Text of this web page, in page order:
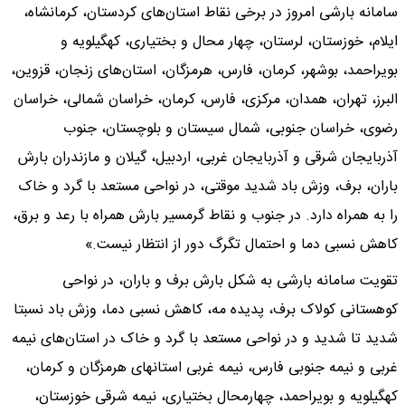
سامانه بارشی امروز در برخی نقاط استان‌های کردستان، کرمانشاه،
ایلام، خوزستان، لرستان، چهار محال و بختیاری، کهگیلویه و
بویراحمد، بوشهر، کرمان، فارس، هرمزگان، استان‌های زنجان، قزوین،
البرز، تهران، همدان، مرکزی، فارس، کرمان، خراسان شمالی، خراسان
رضوی، خراسان جنوبی، شمال سیستان و بلوچستان، جنوب
آذربایجان شرقی و آذربایجان غربی، اردبیل، گیلان و مازندران بارش
باران، برف، وزش باد شدید موقتی، در نواحی مستعد با گرد و خاک
را به همراه دارد. در جنوب و نقاط گرمسیر بارش همراه با رعد و برق،
کاهش نسبی دما و احتمال تگرگ دور از انتظار نیست.»
تقویت سامانه بارشی به شکل بارش برف و باران، در نواحی
کوهستانی کولاک برف، پدیده مه، کاهش نسبی دما، وزش باد نسبتا
شدید تا شدید و در نواحی مستعد با گرد و خاک در استان‌های نیمه
غربی و نیمه جنوبی فارس، نیمه غربی استانهای هرمزگان و کرمان،
کهگیلویه و بویراحمد، چهارمحال بختیاری، نیمه شرقی خوزستان،